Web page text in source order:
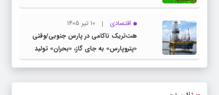
اقتصادی
10 تیر 1405
هت‌تریک ناکامی در پارس جنوبی/وقتی
«پتروپارس» به جای گاز، «بحران» تولید
می‌کند